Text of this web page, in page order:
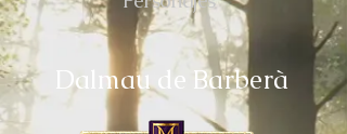
Dalmau de Barberà